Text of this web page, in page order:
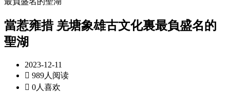
當惹雍措 羌塘象雄古文化裏最負盛名的
聖湖
2023-12-11
 989人阅读
 0人喜欢